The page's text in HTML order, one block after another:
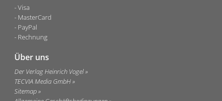
Visa
MasterCard
PayPal
Rechnung
Über uns
Der Verlag Heinrich Vogel
TECVIA Media GmbH
Sitemap